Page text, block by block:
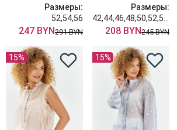
Размеры:
52,54,56
247 BYN291 BYN
Размеры:
208 BYN245 BYN
15% 15%